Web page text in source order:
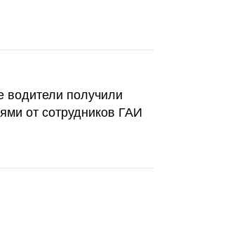
водители получили
от сотрудников ГАИ